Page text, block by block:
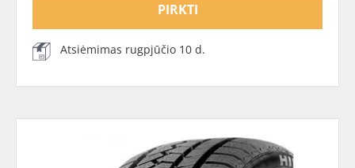
PIRKTI
Atsiėmimas rugpjūčio 10 d.